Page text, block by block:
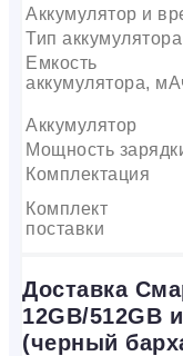
Аккумулятор и
Тип аккумулятора
Емкость
аккумулятора,
Аккумулятор
Мощность
Комплектация
Комплект
поставки
Доставка
12GB/512GB
(черный